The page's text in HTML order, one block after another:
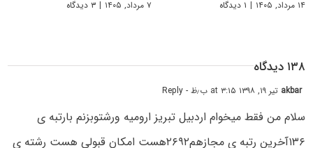
۱۴ مرداد, ۱۴۰۵ | ۱ دیدگاه ۷ مرداد, ۱۴۰۵ | ۳ دیدگاه
۱۳۸ دیدگاه
akbar تیر ۱۹, ۱۳۹۸ at ۳:۱۵ ب٫ظ - Reply
سلام من فقط میخوام اردبیل تبریز ارومیه ورشتوبزنم بارتبه ی
۱۳۶آخرین رتبه ی مجازهم۲۶۹۲هست امکان قبولی هست رشته ی